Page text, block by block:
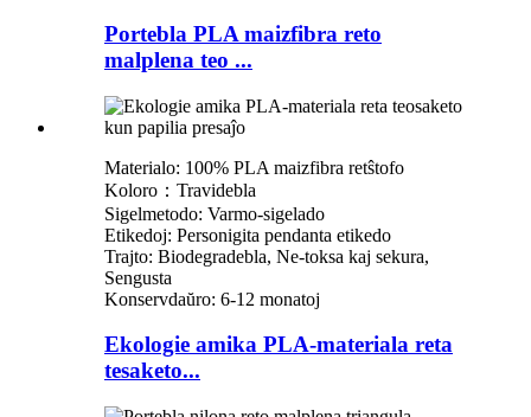
Portebla PLA maizfibra reto
malplena teo ...
Materialo: 100% PLA maizfibra retŝtofo
Koloro：Travidebla
Sigelmetodo: Varmo-sigelado
Etikedoj: Personigita pendanta etikedo
Trajto: Biodegradebla, Ne-toksa kaj sekura,
Sengusta
Konservdaŭro: 6-12 monatoj
Ekologie amika PLA-materiala reta
tesaketo...